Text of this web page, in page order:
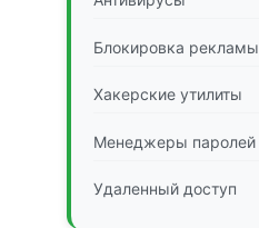
Блокировка рекламы
Хакерские утилиты
Менеджеры паролей
Удаленный доступ